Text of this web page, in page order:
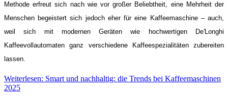
Methode erfreut sich nach wie vor großer Beliebtheit, eine Mehrheit der
Menschen begeistert sich jedoch eher für eine Kaffeemaschine – auch,
weil sich mit modernen Geräten wie hochwertigen De'Longhi
Kaffeevollautomaten ganz verschiedene Kaffeespezialitäten zubereiten
lassen.
Weiterlesen: Smart und nachhaltig: die Trends bei Kaffeemaschinen
2025